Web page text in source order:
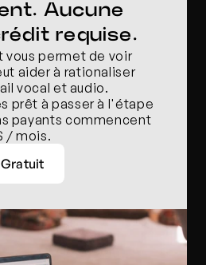
Aucune
requise.
vous permet de voir
aider à rationaliser
vocal et audio.
prêt à passer à l'étape
payants commencent
/ mois.